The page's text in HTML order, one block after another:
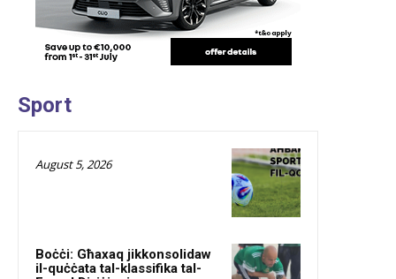
Sport
August 5, 2026
Boċċi: Għaxaq jikkonsolidaw
il-quċċata tal-klassifika tal-